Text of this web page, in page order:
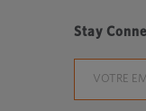
Stay